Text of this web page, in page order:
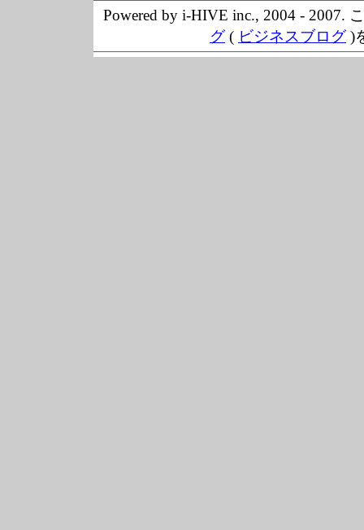
Powered by i-HIVE inc., 2004 - 2007.
グ( ビジネスブログ)